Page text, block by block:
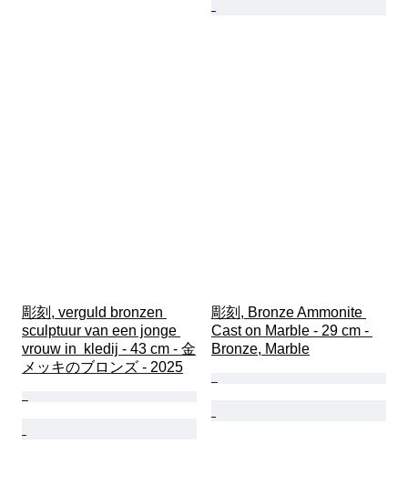
彫刻, verguld bronzen
sculptuur van een jonge
vrouw in  kledij - 43 cm - 金
メッキのブロンズ - 2025
彫刻, Bronze Ammonite
Cast on Marble - 29 cm -
Bronze, Marble